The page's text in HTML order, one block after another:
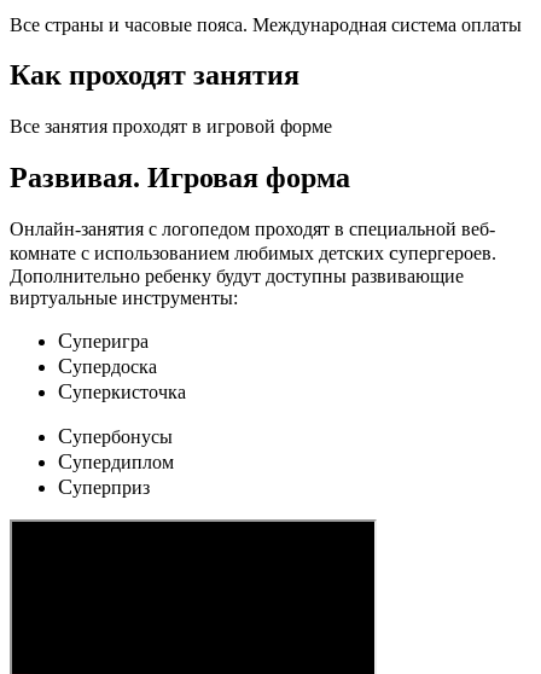
Все страны и часовые пояса. Международная система оплаты
Как проходят занятия
Все занятия проходят в игровой форме
Развивая. Игровая форма
Онлайн-занятия с логопедом проходят в специальной веб-
комнате с использованием любимых детских cупергероев.
Дополнительно ребенку будут доступны развивающие
виртуальные инструменты:
Cуперигра
Cупердоска
Cуперкисточка
Cупербонусы
Cупердиплом
Cуперприз